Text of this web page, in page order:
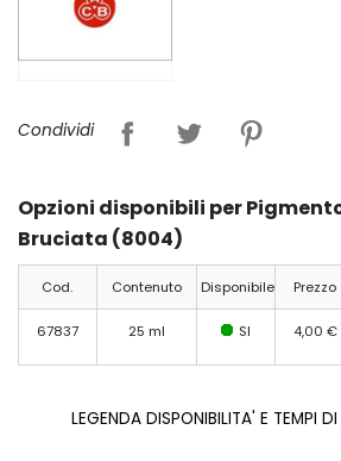
Condividi
Opzioni disponibili per
Bruciata (8004)
Cod. Contenuto Disponibile Prezzo
67837 25 ml SI 4,00 €
LEGENDA DISPONIBILITA' E TEMPI